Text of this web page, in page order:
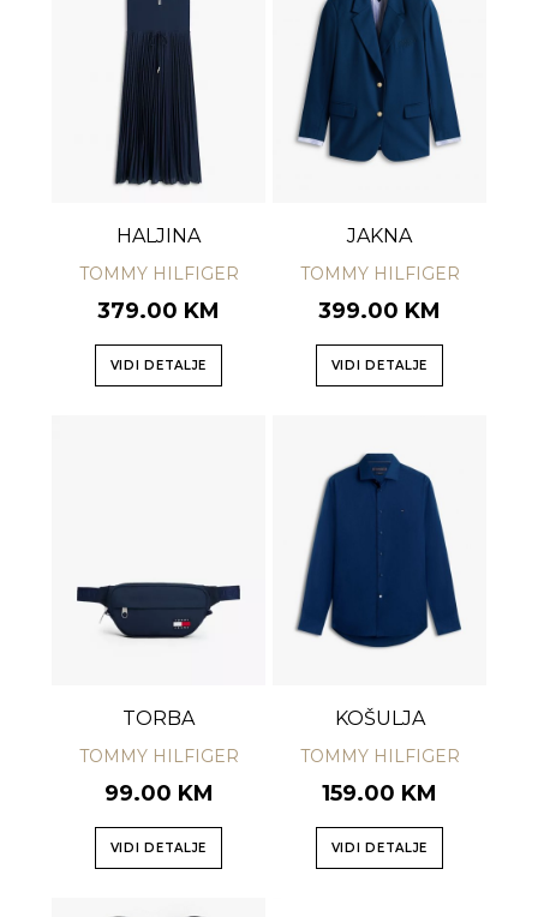
HALJINA
TOMMY HILFIGER
379.00 KM
VIDI DETALJE
JAKNA
TOMMY HILFIGER
399.00 KM
VIDI DETALJE
TORBA
TOMMY HILFIGER
99.00 KM
VIDI DETALJE
KOŠULJA
TOMMY HILFIGER
159.00 KM
VIDI DETALJE